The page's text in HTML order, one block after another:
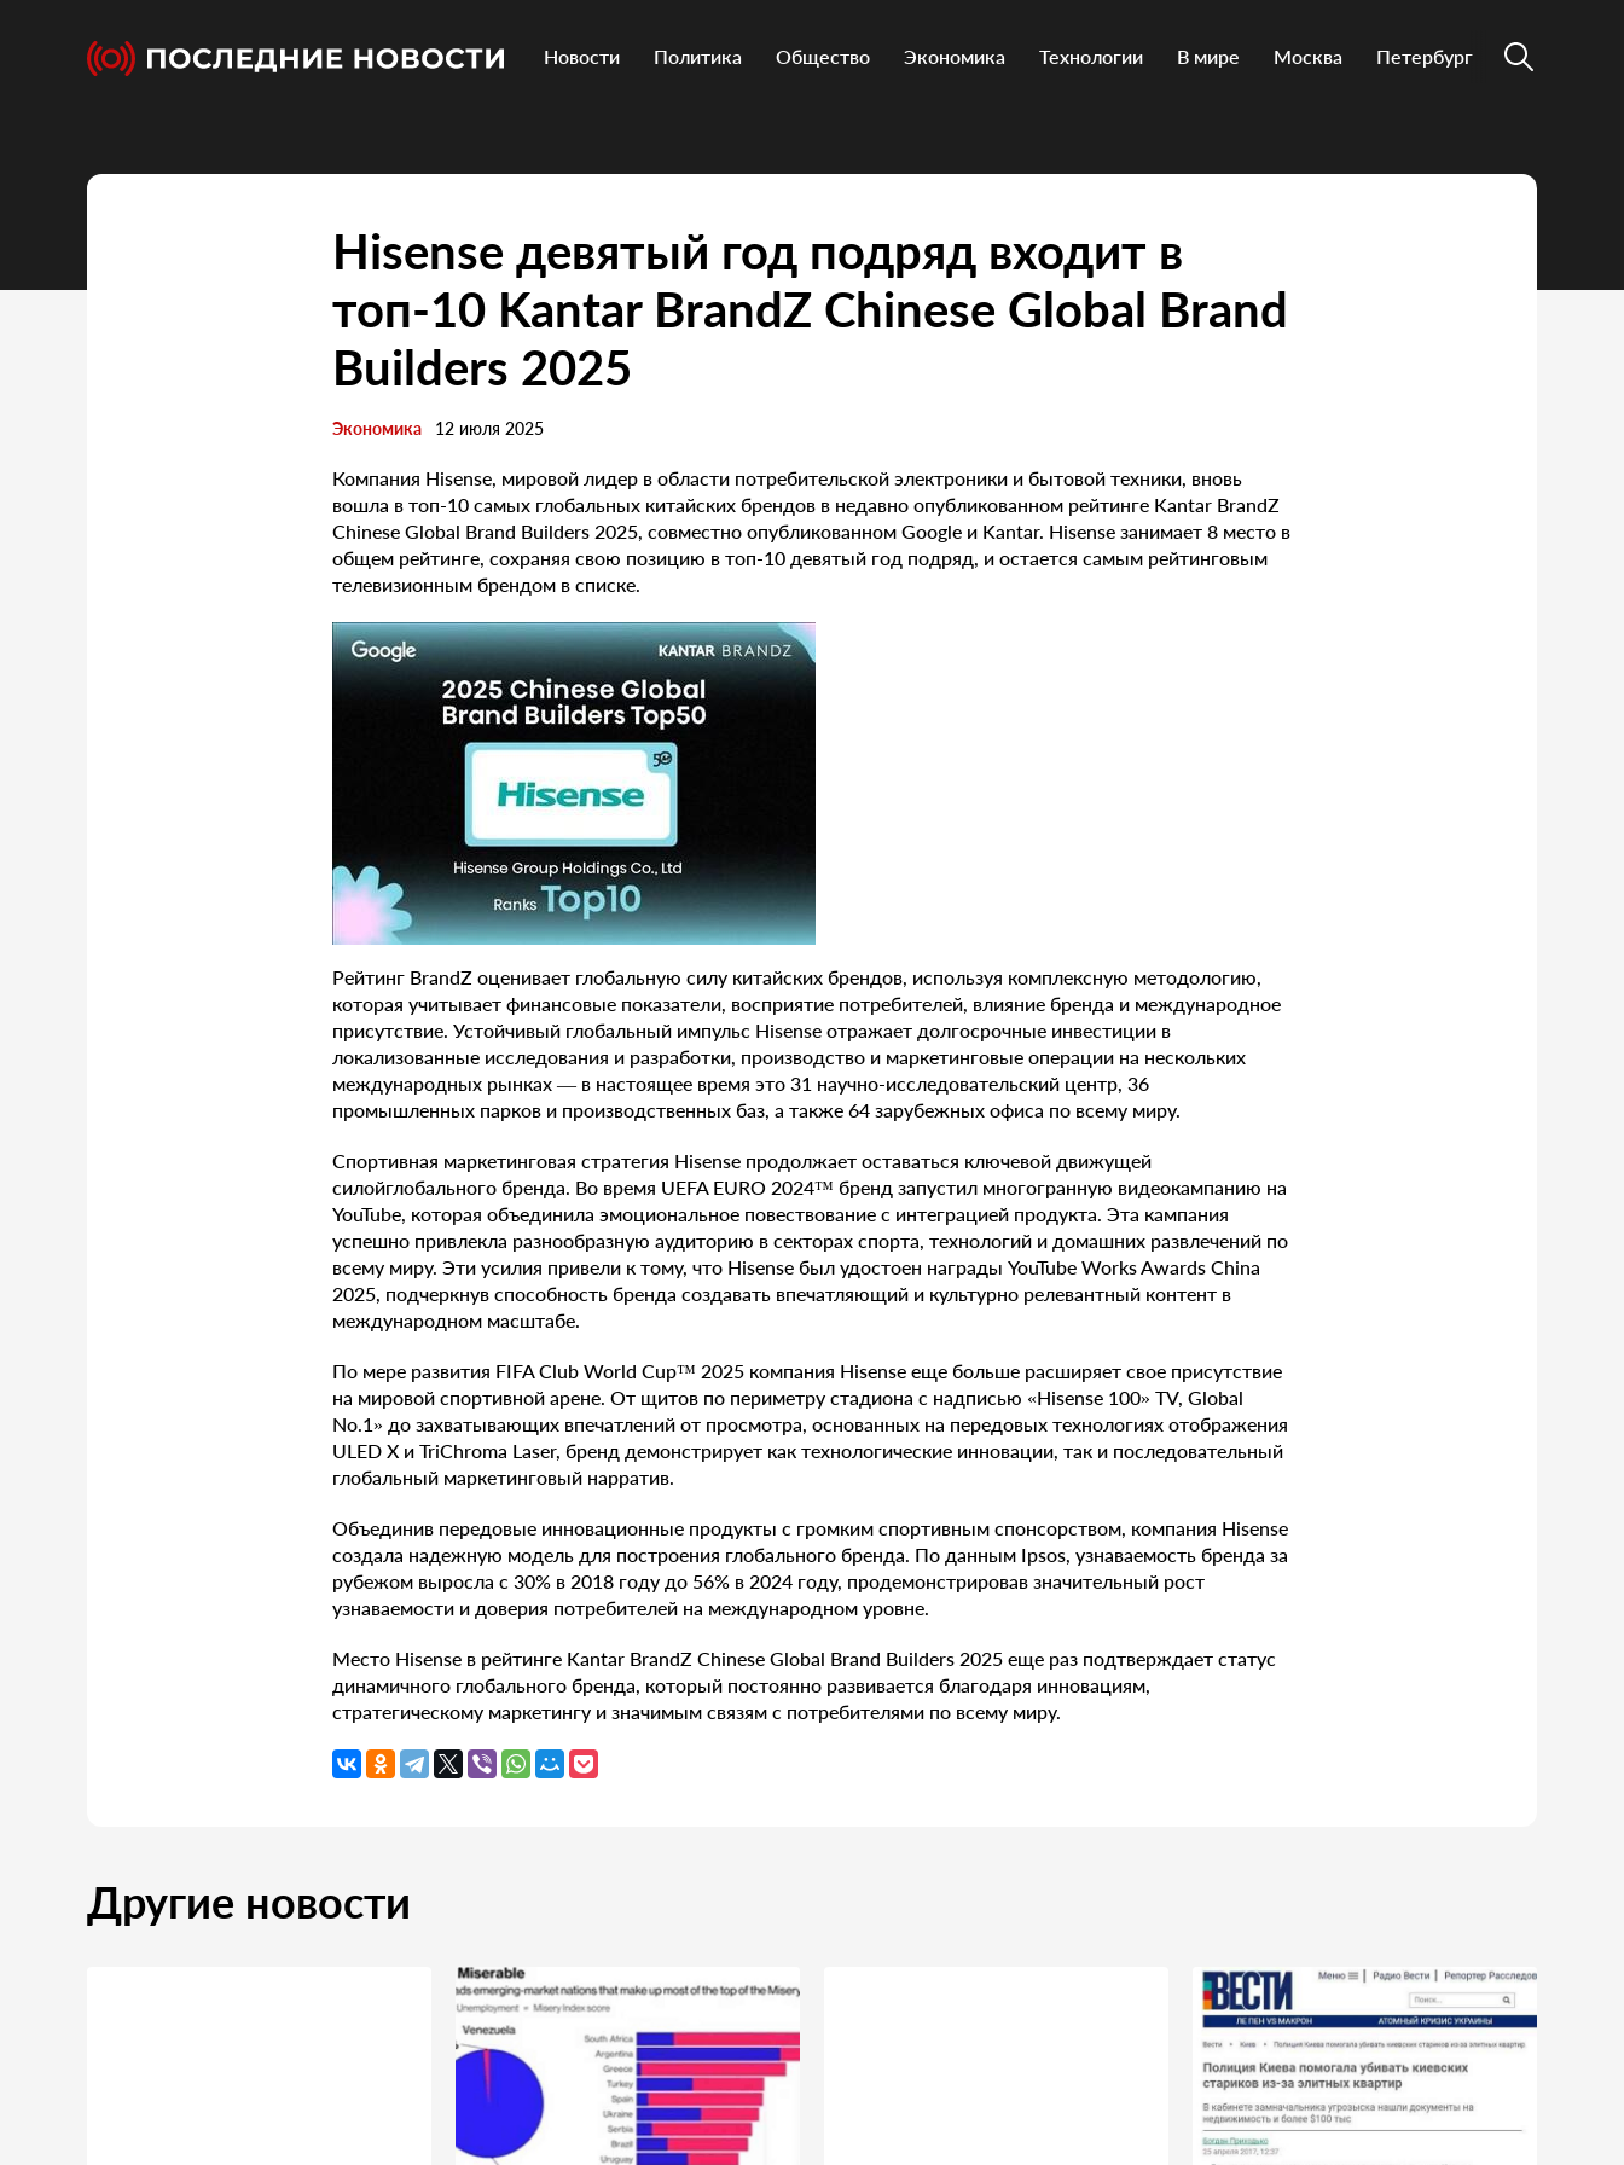
Новости Политика Общество Экономика Технологии В мире Москва Петербург
Hisense девятый год подряд входит в
топ-10 Kantar BrandZ Chinese Global Brand
Builders 2025
Экономика 12 июля 2025
Компания Hisense, мировой лидер в области потребительской электроники и бытовой техники, вновь
вошла в топ-10 самых глобальных китайских брендов в недавно опубликованном рейтинге Kantar BrandZ
Chinese Global Brand Builders 2025, совместно опубликованном Google и Kantar. Hisense занимает 8 место в
общем рейтинге, сохраняя свою позицию в топ-10 девятый год подряд, и остается самым рейтинговым
телевизионным брендом в списке.
Рейтинг BrandZ оценивает глобальную силу китайских брендов, используя комплексную методологию,
которая учитывает финансовые показатели, восприятие потребителей, влияние бренда и международное
присутствие. Устойчивый глобальный импульс Hisense отражает долгосрочные инвестиции в
локализованные исследования и разработки, производство и маркетинговые операции на нескольких
международных рынках — в настоящее время это 31 научно-исследовательский центр, 36
промышленных парков и производственных баз, а также 64 зарубежных офиса по всему миру.
Спортивная маркетинговая стратегия Hisense продолжает оставаться ключевой движущей
силойглобального бренда. Во время UEFA EURO 2024™ бренд запустил многогранную видеокампанию на
YouTube, которая объединила эмоциональное повествование с интеграцией продукта. Эта кампания
успешно привлекла разнообразную аудиторию в секторах спорта, технологий и домашних развлечений по
всему миру. Эти усилия привели к тому, что Hisense был удостоен награды YouTube Works Awards China
2025, подчеркнув способность бренда создавать впечатляющий и культурно релевантный контент в
международном масштабе.
По мере развития FIFA Club World Cup™ 2025 компания Hisense еще больше расширяет свое присутствие
на мировой спортивной арене. От щитов по периметру стадиона с надписью «Hisense 100» TV, Global
No.1» до захватывающих впечатлений от просмотра, основанных на передовых технологиях отображения
ULED X и TriChroma Laser, бренд демонстрирует как технологические инновации, так и последовательный
глобальный маркетинговый нарратив.
Объединив передовые инновационные продукты с громким спортивным спонсорством, компания Hisense
создала надежную модель для построения глобального бренда. По данным Ipsos, узнаваемость бренда за
рубежом выросла с 30% в 2018 году до 56% в 2024 году, продемонстрировав значительный рост
узнаваемости и доверия потребителей на международном уровне.
Место Hisense в рейтинге Kantar BrandZ Chinese Global Brand Builders 2025 еще раз подтверждает статус
динамичного глобального бренда, который постоянно развивается благодаря инновациям,
стратегическому маркетингу и значимым связям с потребителями по всему миру.
Другие новости